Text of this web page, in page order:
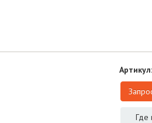
Где